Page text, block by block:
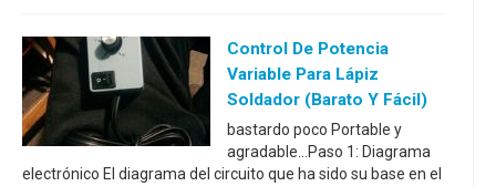
Control De Potencia
Variable Para Lápiz
Soldador (barato Y Fácil)
bastardo poco Portable y
agradable...Paso 1: Diagrama
electrónico El diagrama del circuito que ha sido su base en el